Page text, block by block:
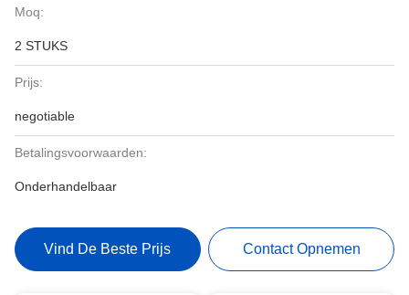
Moq:
2 STUKS
Prijs:
negotiable
Betalingsvoorwaarden:
Onderhandelbaar
Vind De Beste Prijs Contact Opnemen